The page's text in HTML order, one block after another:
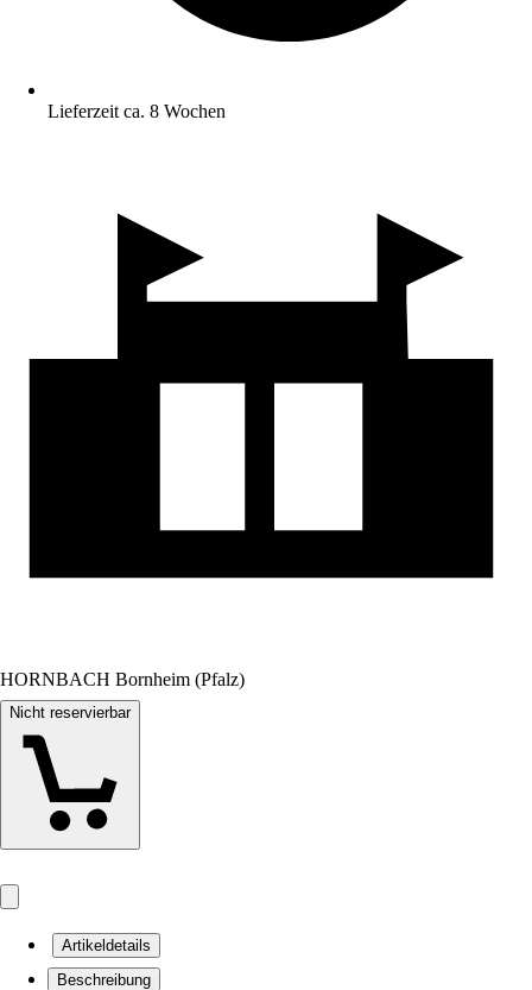
Lieferzeit ca. 8 Wochen
HORNBACH Bornheim (Pfalz)
Nicht reservierbar
Artikeldetails
Beschreibung